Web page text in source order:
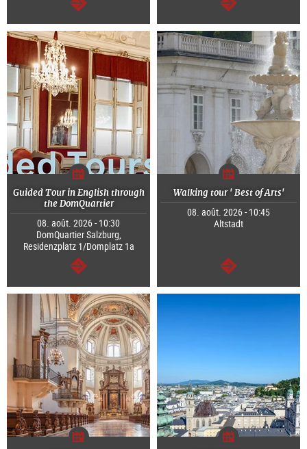
Continuer Continuer
Guided Tour in English through
the DomQuartier
08. août. 2026 - 10:30
DomQuartier Salzburg,
Residenzplatz 1/Domplatz 1a
Continuer
Walking tour ' Best of Arts'
08. août. 2026 - 10:45
Altstadt
Continuer